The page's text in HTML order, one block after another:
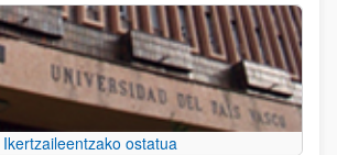
Ikertzaileentzako ostatua